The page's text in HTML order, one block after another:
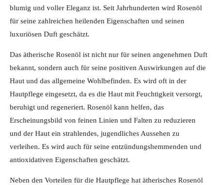
blumig und voller Eleganz ist. Seit Jahrhunderten wird Rosenöl
für seine zahlreichen heilenden Eigenschaften und seinen
luxuriösen Duft geschätzt.
Das ätherische Rosenöl ist nicht nur für seinen angenehmen Duft
bekannt, sondern auch für seine positiven Auswirkungen auf die
Haut und das allgemeine Wohlbefinden. Es wird oft in der
Hautpflege eingesetzt, da es die Haut mit Feuchtigkeit versorgt,
beruhigt und regeneriert. Rosenöl kann helfen, das
Erscheinungsbild von feinen Linien und Falten zu reduzieren
und der Haut ein strahlendes, jugendliches Aussehen zu
verleihen. Es wird auch für seine entzündungshemmenden und
antioxidativen Eigenschaften geschätzt.
Neben den Vorteilen für die Hautpflege hat ätherisches Rosenöl